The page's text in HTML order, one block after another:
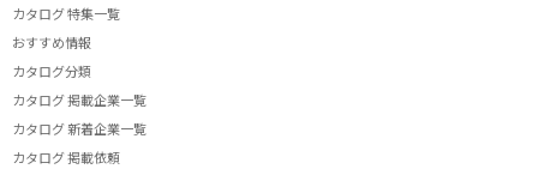
カタログ 特集一覧
おすすめ情報
カタログ分類
カタログ 掲載企業一覧
カタログ 新着企業一覧
カタログ 掲載依頼